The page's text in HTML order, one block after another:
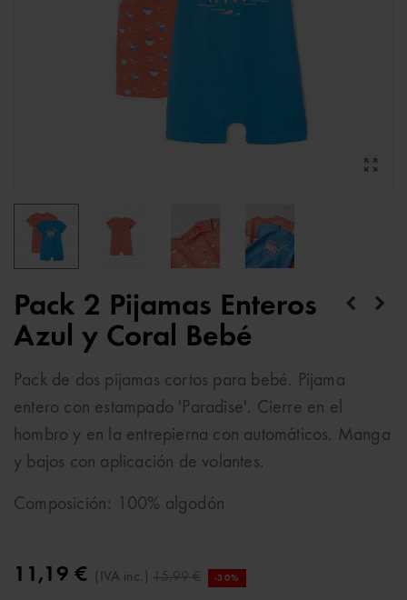
Pack 2 Pijamas Enteros
Azul y Coral Bebé
Pack de dos pijamas cortos para bebé. Pijama
entero con estampado 'Paradise'. Cierre en el
hombro y en la entrepierna con automáticos. Manga
y bajos con aplicación de volantes.
Composición: 100% algodón
11,19 € (IVA inc.) 15,99 € -30%